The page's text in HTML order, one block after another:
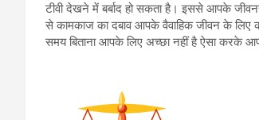
टीवी देखने में बर्बाद हो सकता है। इससे आपके
से कामकाज का दबाव आपके वैवाहिक जीवन के लिए
समय बिताना आपके लिए अच्छा नहीं है ऐसा करके